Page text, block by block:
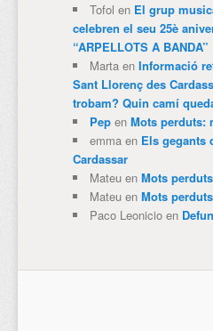
Tofol en El grup
celebren el seu 25è
“ARPELLOTS A BANDA”
Martaen Informació
Sant Llorenç des
trobam? Quin camí
Pepen Mots perduts:
emmaen Els gegants
Cardassar
Mateuen Mots
Mateuen Mots
Paco Leonicioen